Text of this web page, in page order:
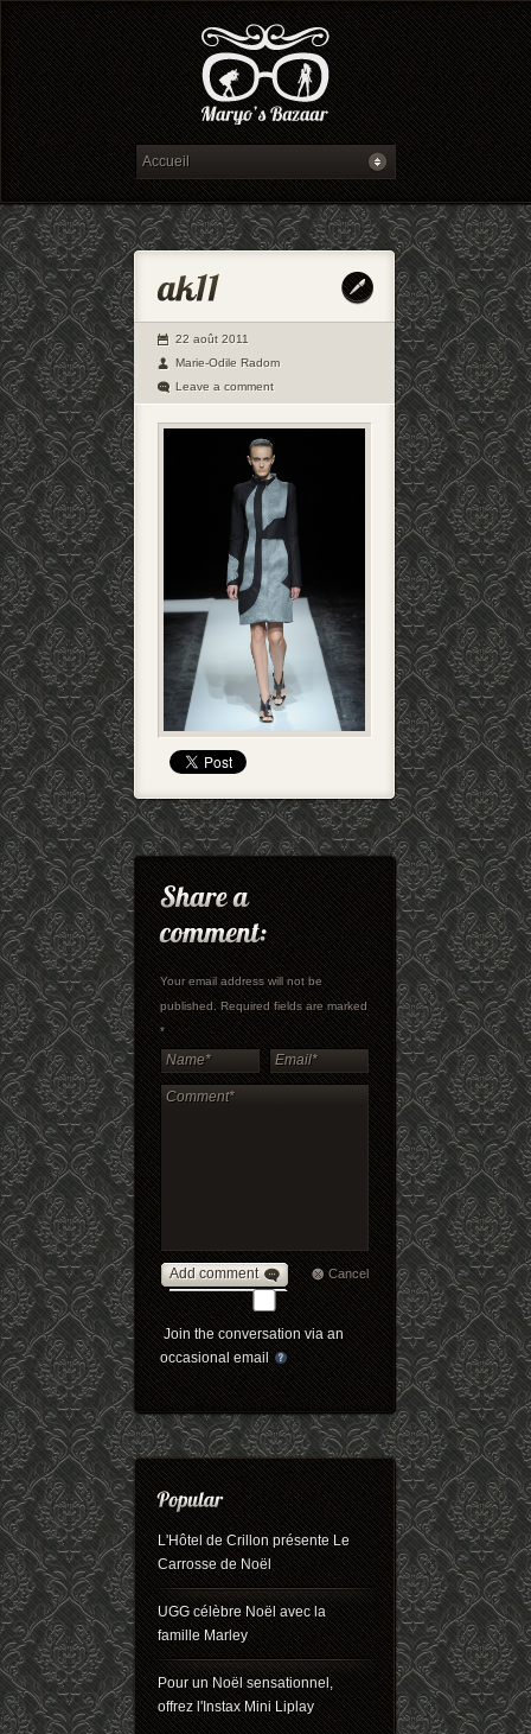
22 août 2011
Marie-Odile Radom
Leave a comment
Your email address will not be
published. Required fields are marked
*
Add comment Cancel
Join the conversation via an
occasional email
L'Hôtel de Crillon présente Le
Carrosse de Noël
UGG célèbre Noël avec la
famille Marley
Pour un Noël sensationnel,
offrez l'Instax Mini Liplay